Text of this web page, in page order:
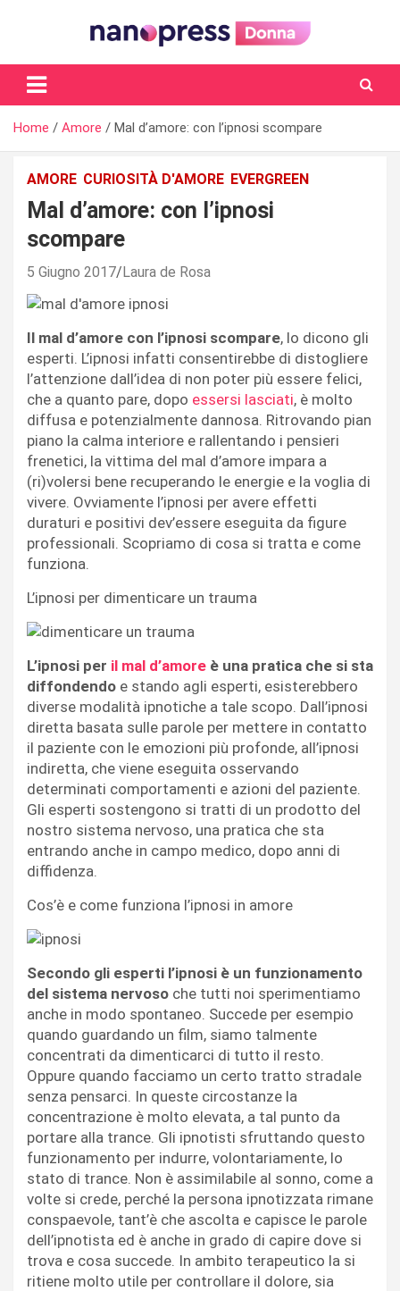
Il magazine femminile di Nanopress.it
Home Amore Mal d’amore: con l’ipnosi scompare
AMORE CURIOSITÀ D'AMORE EVERGREEN
Mal d’amore: con l’ipnosi
scompare
5 Giugno 2017 Laura de Rosa
Il mal d’amore con l’ipnosi scompare, lo dicono gli
esperti. L’ipnosi infatti consentirebbe di distogliere
l’attenzione dall’idea di non poter più essere felici,
che a quanto pare, dopo essersi lasciati, è molto
diffusa e potenzialmente dannosa. Ritrovando pian
piano la calma interiore e rallentando i pensieri
frenetici, la vittima del mal d’amore impara a
(ri)volersi bene recuperando le energie e la voglia di
vivere. Ovviamente l’ipnosi per avere effetti
duraturi e positivi dev’essere eseguita da figure
professionali. Scopriamo di cosa si tratta e come
funziona.
L’ipnosi per dimenticare un trauma
L’ipnosi per il mal d’amore è una pratica che si sta
diffondendo e stando agli esperti, esisterebbero
diverse modalità ipnotiche a tale scopo. Dall’ipnosi
diretta basata sulle parole per mettere in contatto
il paziente con le emozioni più profonde, all’ipnosi
indiretta, che viene eseguita osservando
determinati comportamenti e azioni del paziente.
Gli esperti sostengono si tratti di un prodotto del
nostro sistema nervoso, una pratica che sta
entrando anche in campo medico, dopo anni di
diffidenza.
Cos’è e come funziona l’ipnosi in amore
Secondo gli esperti l’ipnosi è un funzionamento
del sistema nervoso che tutti noi sperimentiamo
anche in modo spontaneo. Succede per esempio
quando guardando un film, siamo talmente
concentrati da dimenticarci di tutto il resto.
Oppure quando facciamo un certo tratto stradale
senza pensarci. In queste circostanze la
concentrazione è molto elevata, a tal punto da
portare alla trance. Gli ipnotisti sfruttando questo
funzionamento per indurre, volontariamente, lo
stato di trance. Non è assimilabile al sonno, come a
volte si crede, perché la persona ipnotizzata rimane
conspaevole, tant’è che ascolta e capisce le parole
dell’ipnotista ed è anche in grado di capire dove si
trova e cosa succede. In ambito terapeutico la si
ritiene molto utile per controllare il dolore, sia